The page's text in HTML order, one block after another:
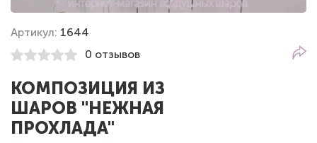
Артикул: 1644
0 отзывов
КОМПОЗИЦИЯ ИЗ
ШАРОВ "НЕЖНАЯ
ПРОХЛАДА"